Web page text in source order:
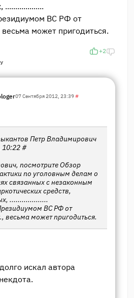
...................
ВС РФ от
может пригодиться.
+2
07 Сентября 2012, 23:39#
Петр Владимирович
10:22 #
посмотрите Обзор
по уголовным делам о
связанных с незаконным
средств,
...................
ВС РФ от
весьма может пригодиться.
искал автора